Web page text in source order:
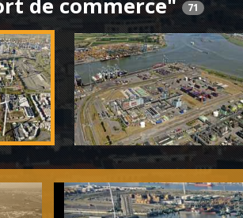
de commerce" 71
Previous